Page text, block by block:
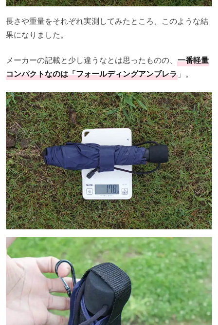
長さや重量をそれぞれ実測してみたところ、このような結
果になりました。
メーカーの記載と少し違うなとは思ったものの、 一番軽量
コンパクトなのは「フォールディングアンブレラ 」。